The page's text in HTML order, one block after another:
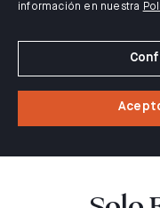
información en nuestra